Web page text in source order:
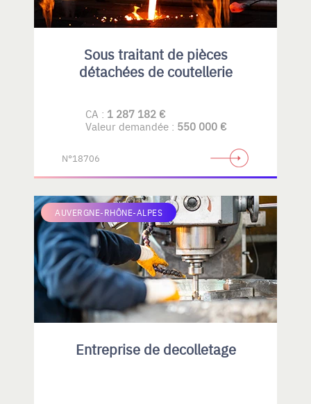
Sous traitant de pièces
détachées de coutellerie
CA : 1 287 182 €
Valeur demandée : 550 000 €
N°18706
AUVERGNE-RHÔNE-ALPES
Entreprise de decolletage